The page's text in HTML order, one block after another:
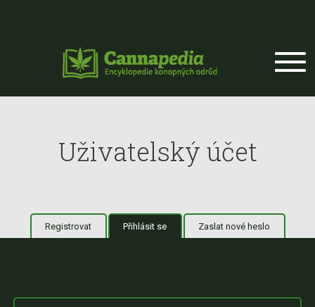
Uživatelský účet
Hlavní záložky
Registrovat Přihlásit se (aktivní záložka)
Zaslat nové heslo